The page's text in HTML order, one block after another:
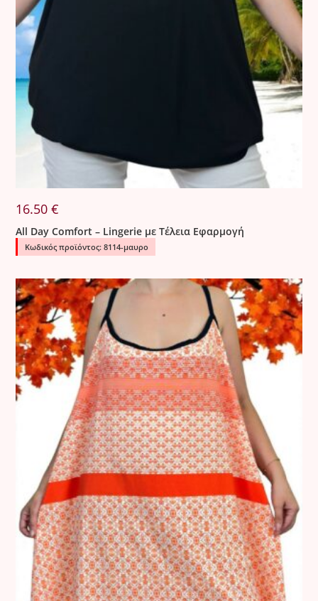
16.50€
All Day Comfort – Lingerie με Τέλεια Εφαρμογή
Κωδικός προϊόντος: 8114-μαυρο